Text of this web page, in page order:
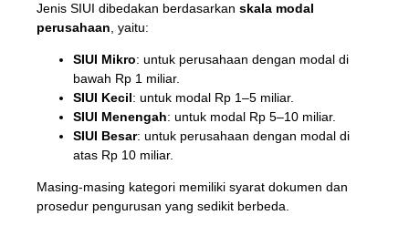
Jenis SIUI dibedakan berdasarkan skala modal
perusahaan , yaitu:
SIUI Mikro: untuk perusahaan dengan modal di
bawah Rp 1 miliar.
SIUI Kecil: untuk modal Rp 1–5 miliar.
SIUI Menengah: untuk modal Rp 5–10 miliar.
SIUI Besar: untuk perusahaan dengan modal di
atas Rp 10 miliar.
Masing-masing kategori memiliki syarat dokumen dan
prosedur pengurusan yang sedikit berbeda.